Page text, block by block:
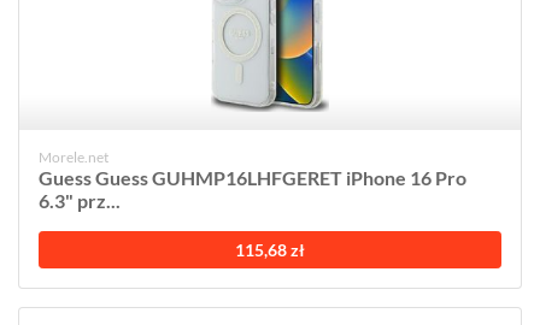
Morele.net
Guess Guess GUHMP16LHFGERET iPhone 16 Pro
6.3" prz...
115,68 zł